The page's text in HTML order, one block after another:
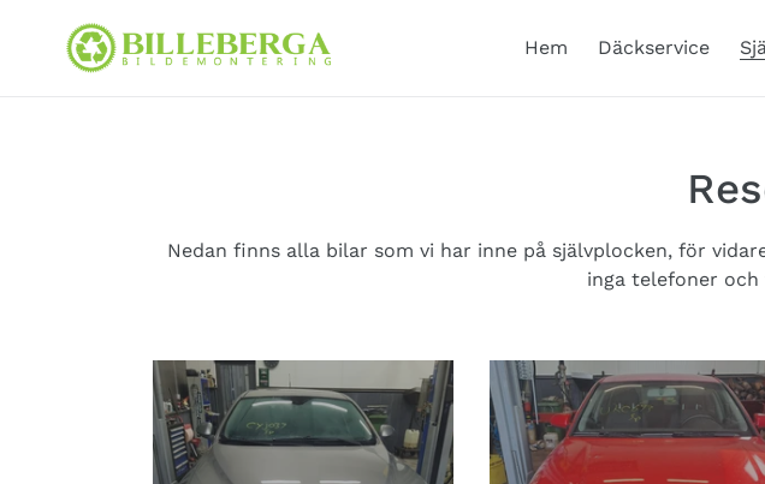
content
Hem Däckservice
Nedan finns alla bilar som vi har inne på självplocken, för
inga telefoner och